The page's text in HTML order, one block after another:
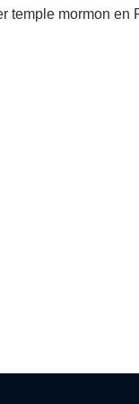
temple mormon en